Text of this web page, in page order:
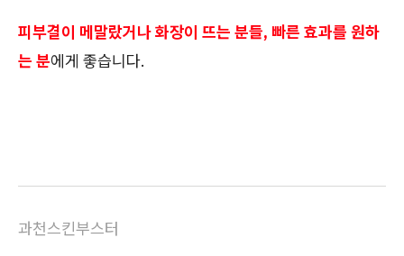
피부결이 메말랐거나 화장이 뜨는 분들, 빠른 효과를 원하
는 분에게 좋습니다.
과천스킨부스터